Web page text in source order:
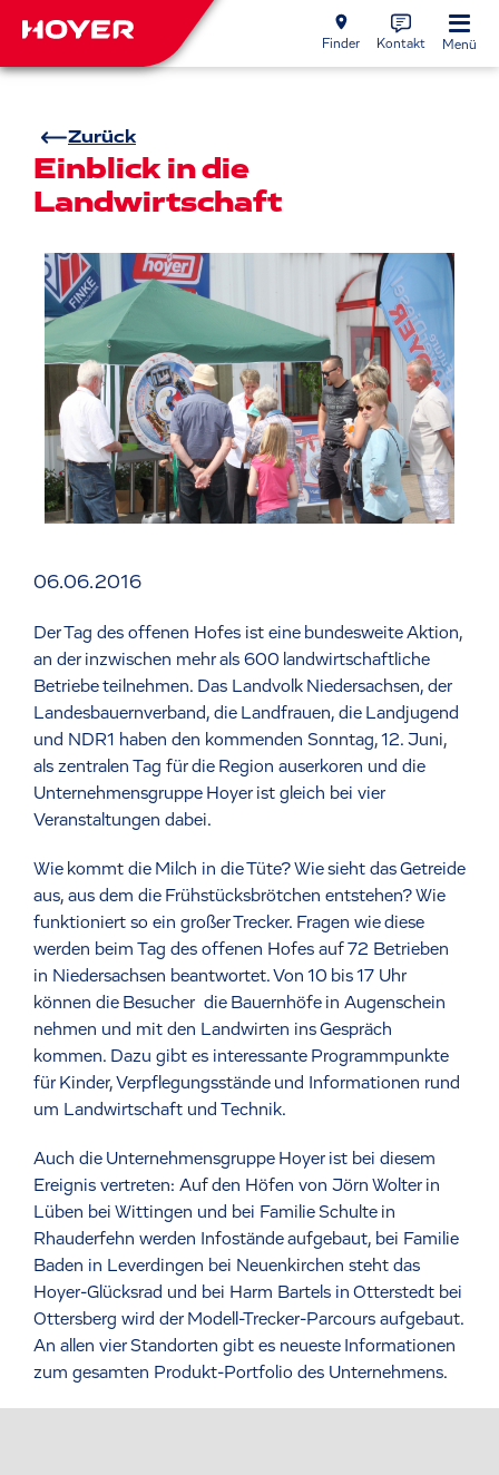
Finder Kontakt Menü
Zurück
Einblick in die
Landwirtschaft
06.06.2016
Der Tag des offenen Hofes ist eine bundesweite Aktion,
an der inzwischen mehr als 600 landwirtschaftliche
Betriebe teilnehmen. Das Landvolk Niedersachsen, der
Landesbauernverband, die Landfrauen, die Landjugend
und NDR1 haben den kommenden Sonntag, 12. Juni,
als zentralen Tag für die Region auserkoren und die
Unternehmensgruppe Hoyer ist gleich bei vier
Veranstaltungen dabei.
Wie kommt die Milch in die Tüte? Wie sieht das Getreide
aus, aus dem die Frühstücksbrötchen entstehen? Wie
funktioniert so ein großer Trecker. Fragen wie diese
werden beim Tag des offenen Hofes auf 72 Betrieben
in Niedersachsen beantwortet. Von 10 bis 17 Uhr
können die Besucher die Bauernhöfe in Augenschein
nehmen und mit den Landwirten ins Gespräch
kommen. Dazu gibt es interessante Programmpunkte
für Kinder, Verpflegungsstände und Informationen rund
um Landwirtschaft und Technik.
Auch die Unternehmensgruppe Hoyer ist bei diesem
Ereignis vertreten: Auf den Höfen von Jörn Wolter in
Lüben bei Wittingen und bei Familie Schulte in
Rhauderfehn werden Infostände aufgebaut, bei Familie
Baden in Leverdingen bei Neuenkirchen steht das
Hoyer-Glücksrad und bei Harm Bartels in Otterstedt bei
Ottersberg wird der Modell-Trecker-Parcours aufgebaut.
An allen vier Standorten gibt es neueste Informationen
zum gesamten Produkt-Portfolio des Unternehmens.